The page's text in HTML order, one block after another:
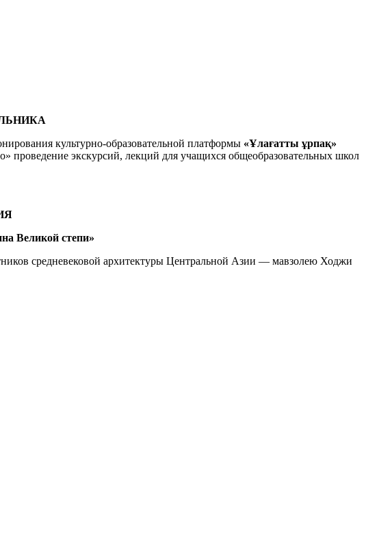
культурно-образовательной платформы «Ұлағатты ұрпақ»
проведение экскурсий, лекций для учащихся общеобразовательных школ
Великой степи»
средневековой архитектуры Центральной Азии — мавзолею Ходжи